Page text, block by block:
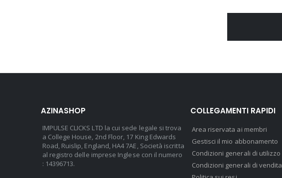
AZINASHOP
IMPULSE CLICKS LTD la cui sede legale si trova
a College House, 2nd Floor, 17 King Edwards
Road, Ruislip, England, HA4 7AE, Società iscritta
al registro delle imprese Inglese con il numero
: 14396713.
COLLEGAMENTI RAPIDI
Area riservata ai membri
Gestisci il mio abbonamento
Condizioni generali di utilizzo
Condizioni generali di vendita